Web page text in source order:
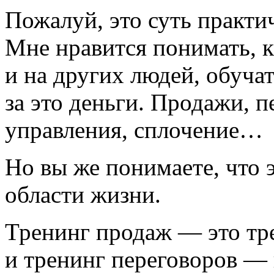
Пожалуй, это суть
Мне нравится понимать,
и на других людей,
за это деньги. Продажи,
управления, сплочение…
Но вы же понимаете, что
области жизни.
Тренинг продаж ― это
и тренинг переговоров